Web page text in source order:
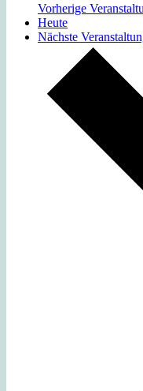
Vorherige
Heute
Nächste